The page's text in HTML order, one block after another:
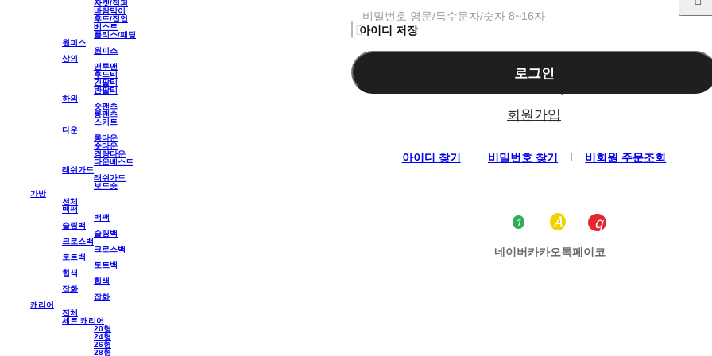
자켓/점퍼
바람막이
후드/집업
베스트
플리스/패딩
원피스
원피스
상의
맨투맨
후드티
긴팔티
반팔티
하의
숏팬츠
롱팬츠
스커트
다운
롱다운
숏다운
경량다운
다운베스트
래쉬가드
래쉬가드
보드숏
가방
전체
백팩
백팩
슬링백
슬링백
크로스백
크로스백
토트백
토트백
힙색
힙색
잡화
잡화
캐리어
전체
세트 캐리어
20형
24형
26형
28형
비밀번호 영문/특수문자/숫자 8~16자
아이디 저장
로그인
회원가입
아이디 찾기 비밀번호 찾기 비회원 주문조회
네이버 카카오톡페이코